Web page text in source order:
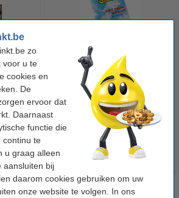
zo
voor u te
cookies en
De
ervoor dat
Daarnaast
functie die
continu te
u graag alleen
aansluiten bij
daarom cookies gebruiken om uw
onze website te volgen. In ons
stuks
123inkt kopieerpapier 1 pak van
500 vellen A4 - 80 g/m²
€ 7,25 Incl. 21% btw